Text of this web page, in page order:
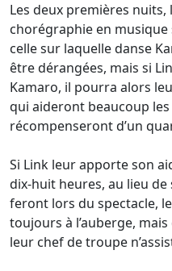
Les deux premières
chorégraphie en
celle sur laquelle danse
être dérangées, mais si
Kamaro, il pourra alors
qui aideront beaucoup les
récompenseront d’un
Si Link leur apporte son
dix-huit heures, au lieu de
feront lors du spectacle,
toujours à l’auberge,
leur chef de troupe